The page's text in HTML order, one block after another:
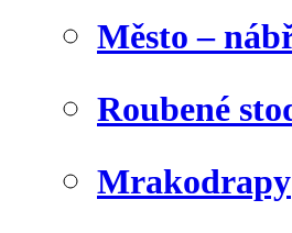
Město –
Roubené
Mrakodrapy